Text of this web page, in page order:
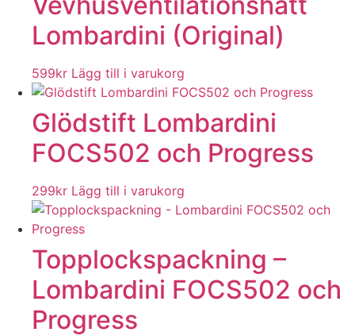
Lombardini (Original)
599kr Lägg till i varukorg
Glödstift Lombardini
FOCS502 och Progress
299kr Lägg till i varukorg
Topplockspackning –
Lombardini FOCS502 och
Progress